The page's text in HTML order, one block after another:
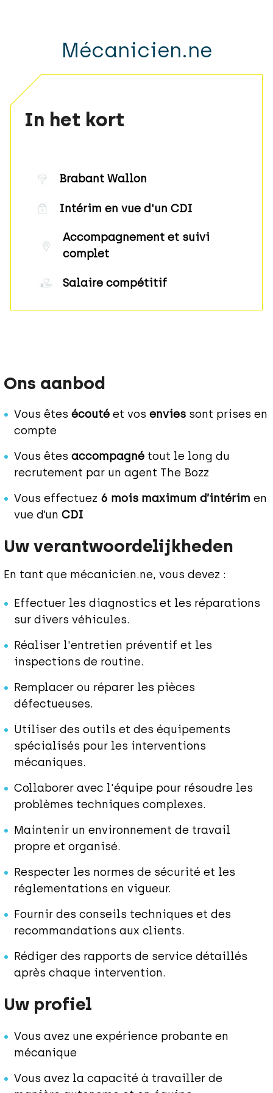
Mécanicien.ne
In het kort
Brabant Wallon
Intérim en vue d'un CDI
Accompagnement et suivi
complet
Salaire compétitif
Ons aanbod
Vous êtesécouté et vosenvies sont prises en
compte
Vous êtesaccompagné tout le long du
recrutement par un agent The Bozz
Vous effectuez 6 mois maximum d’intérim en
vue d’un CDI
Uw verantwoordelijkheden
En tant que mécanicien.ne, vous devez :
Effectuer les diagnostics et les réparations
sur divers véhicules.
Réaliser l'entretien préventif et les
inspections de routine.
Remplacer ou réparer les pièces
défectueuses.
Utiliser des outils et des équipements
spécialisés pour les interventions
mécaniques.
Collaborer avec l'équipe pour résoudre les
problèmes techniques complexes.
Maintenir un environnement de travail
propre et organisé.
Respecter les normes de sécurité et les
réglementations en vigueur.
Fournir des conseils techniques et des
recommandations aux clients.
Rédiger des rapports de service détaillés
après chaque intervention.
Uw profiel
Vous avez une expérience probante en
mécanique
Vous avez la capacité à travailler de